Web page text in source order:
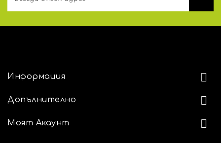
Информация
Допълнително
Моят Акаунт